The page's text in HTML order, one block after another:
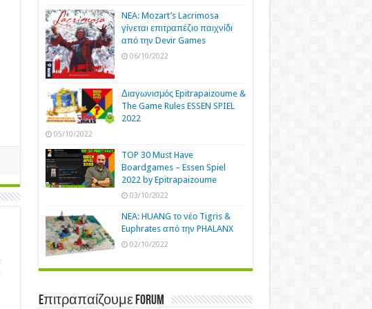
NEA: Mozart’s Lacrimosa
γίνεται επιτραπέζιο παιχνίδι
από την Devir Games
06/10/2022
Διαγωνισμός Epitrapaizoume &
The Game Rules ESSEN SPIEL
2022
05/10/2022
TOP 30 Must Have
Boardgames – Essen Spiel
2022 by Epitrapaizoume
03/10/2022
NEA: HUANG το νέο Tigris &
Euphrates από την PHALANX
02/10/2022
Eπιτραπαίζουμε Forum